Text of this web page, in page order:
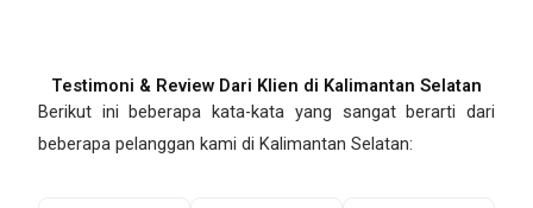
Testimoni & Review Dari Klien di Kalimantan Selatan
Berikut ini beberapa kata-kata yang sangat berarti dari
beberapa pelanggan kami di Kalimantan Selatan: